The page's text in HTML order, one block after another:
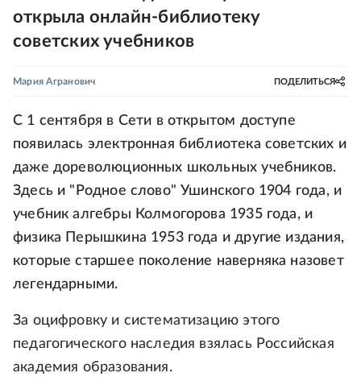
открыла онлайн-библиотеку
советских учебников
Мария Агранович ПОДЕЛИТЬСЯ
С 1 сентября в Сети в открытом доступе
появилась электронная библиотека советских и
даже дореволюционных школьных учебников.
Здесь и "Родное слово" Ушинского 1904 года, и
учебник алгебры Колмогорова 1935 года, и
физика Перышкина 1953 года и другие издания,
которые старшее поколение наверняка назовет
легендарными.
За оцифровку и систематизацию этого
педагогического наследия взялась Российская
академия образования.